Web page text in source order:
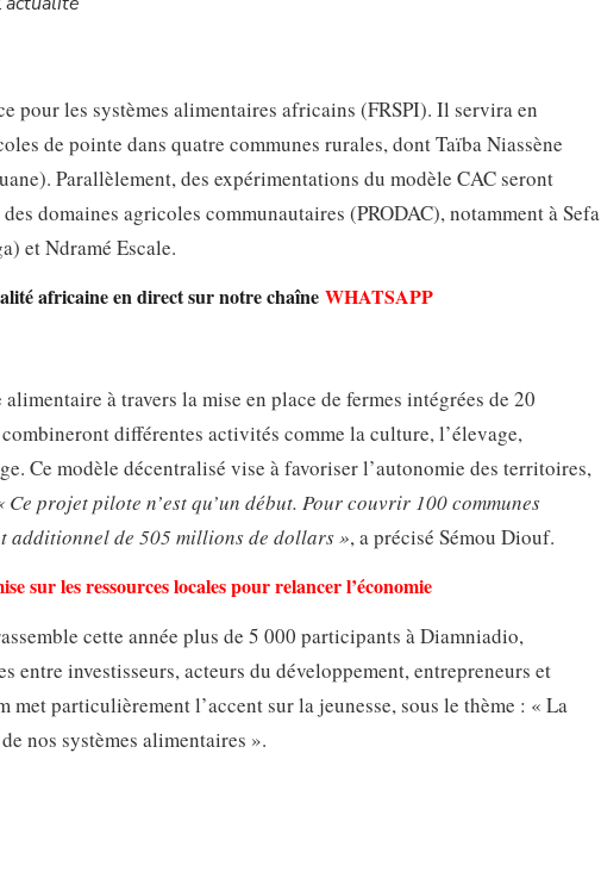
pour les systèmes alimentaires africains (FRSPI). Il servira en
de pointe dans quatre communes rurales, dont Taïba Niassène
Parallèlement, des expérimentations du modèle CAC seront
domaines agricoles communautaires (PRODAC), notamment à Sefa
et Ndramé Escale.
africaine en direct sur notre chaîneWHATSAPP
à travers la mise en place de fermes intégrées de 20
différentes activités comme la culture, l’élevage,
Ce modèle décentralisé vise à favoriser l’autonomie des territoires,
Ce projet pilote n’est qu’un début. Pour couvrir 100 communes
additionnel de 505 millions de dollars », a précisé Sémou Diouf.
sur les ressources locales pour relancer l’économie
cette année plus de 5 000 participants à Diamniadio,
entre investisseurs, acteurs du développement, entrepreneurs et
particulièrement l’accent sur la jeunesse, sous le thème : « La
nos systèmes alimentaires ».